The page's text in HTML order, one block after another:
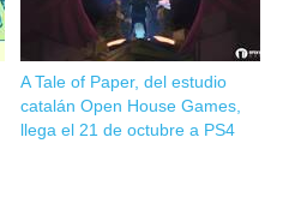
A Tale of Paper, del estudio
catalán Open House Games,
llega el 21 de octubre a PS4